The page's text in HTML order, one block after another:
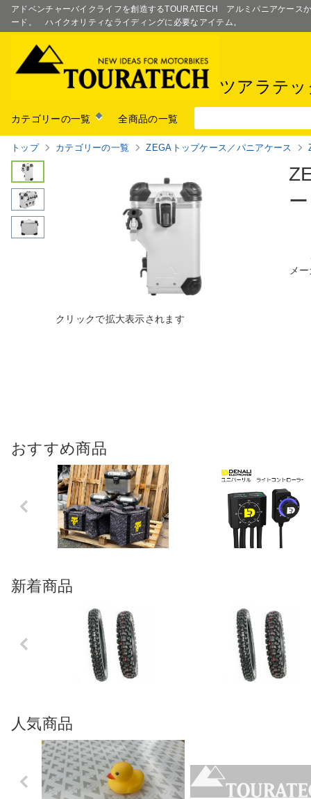
アドベンチャーバイクライフを創造するTOURATECH アルミパニアケース
ード。 ハイクオリティなライディングに必要なアイテム。
ツアラテ
カテゴリーの一覧 全商品の一覧
トップ カテゴリーの一覧 ZEGAトップケース／パニアケース
ー
メ
おすすめ商品
Previo
us
新着商品
Previo
us
人気商品
Previo
us